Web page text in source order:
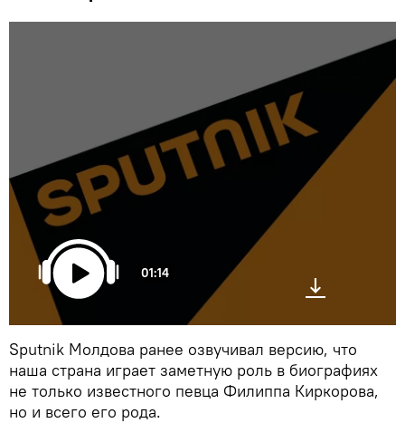
01:14
Sputnik Молдова ранее озвучивал версию, что
наша страна играет заметную роль в биографиях
не только известного певца Филиппа Киркорова,
но и всего его рода.